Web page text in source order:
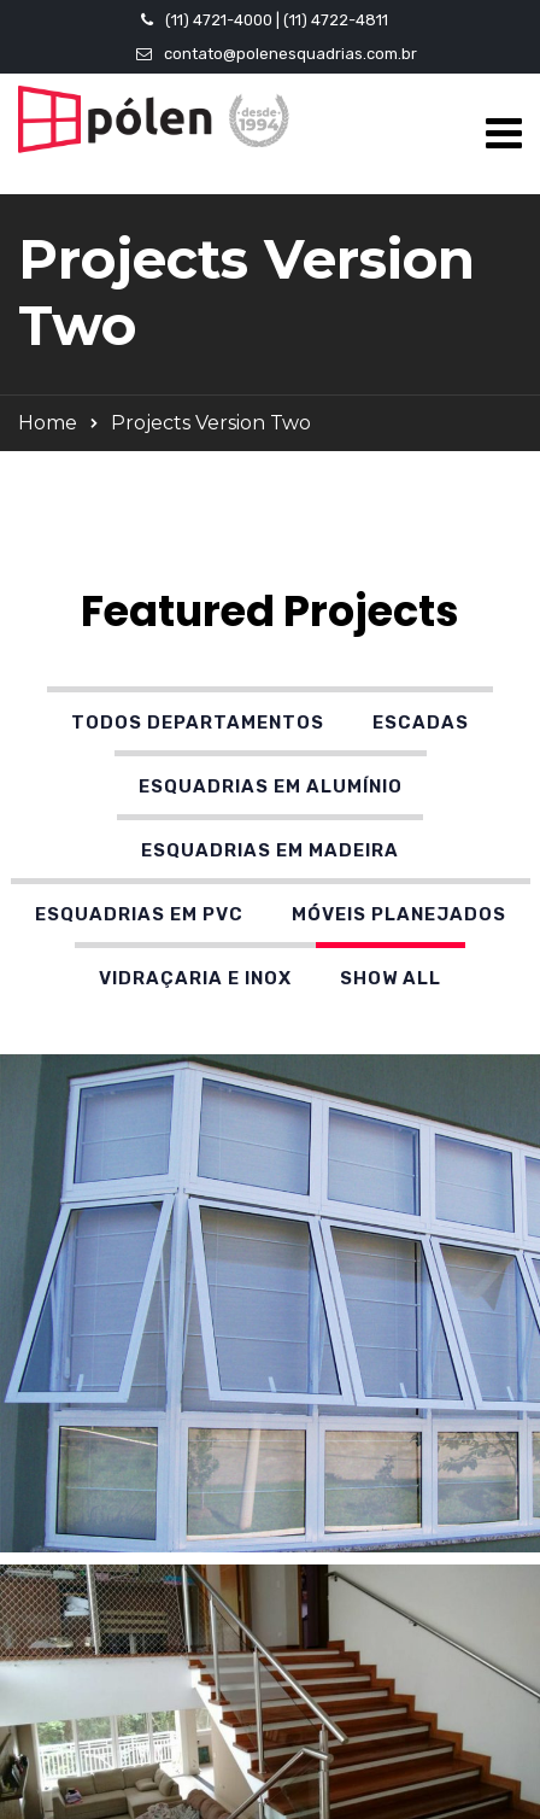
(11) 4721-4000 | (11) 4722-4811
contato@polenesquadrias.com.br
Projects Version
Two
Home Projects Version Two
Featured Projects
TODOS DEPARTAMENTOS ESCADAS
ESQUADRIAS EM ALUMÍNIO
ESQUADRIAS EM MADEIRA
ESQUADRIAS EM PVC MÓVEIS PLANEJADOS
VIDRAÇARIA E INOX SHOW ALL
Esquadrias em Alumínio